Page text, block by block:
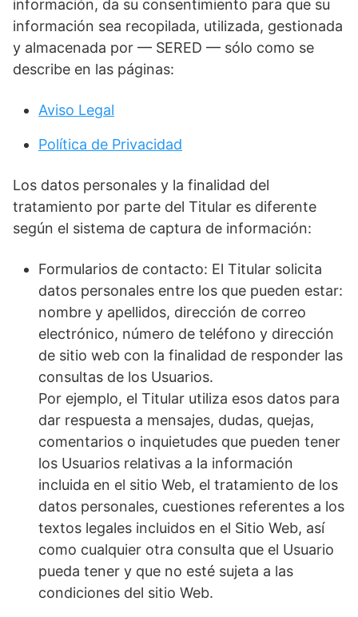
información, da su consentimiento para que su
información sea recopilada, utilizada, gestionada
y almacenada por — SERED — sólo como se
describe en las páginas:
Aviso Legal
Política de Privacidad
Los datos personales y la finalidad del
tratamiento por parte del Titular es diferente
según el sistema de captura de información:
Formularios de contacto: El Titular solicita
datos personales entre los que pueden estar:
nombre y apellidos, dirección de correo
electrónico, número de teléfono y dirección
de sitio web con la finalidad de responder las
consultas de los Usuarios.
Por ejemplo, el Titular utiliza esos datos para
dar respuesta a mensajes, dudas, quejas,
comentarios o inquietudes que pueden tener
los Usuarios relativas a la información
incluida en el sitio Web, el tratamiento de los
datos personales, cuestiones referentes a los
textos legales incluidos en el Sitio Web, así
como cualquier otra consulta que el Usuario
pueda tener y que no esté sujeta a las
condiciones del sitio Web.